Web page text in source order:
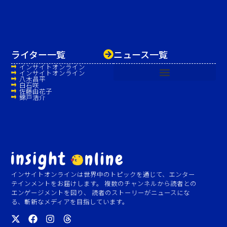
インサイトオンラインは世界中のトピックを通じて、エンター
テインメントをお届けします。 複数のチャンネルから読者との
エンゲージメントを図り、 読者のストーリーがニュースにな
る、斬新なメディアを目指しています。
ニュース一覧
ライター一覧
インサイトオンライン
インサイトオンライン
八木昌平
白石咲
佐藤由花子
錦戸浩介